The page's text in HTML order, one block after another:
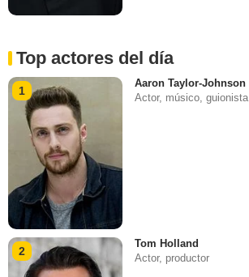
Top actores del día
1
Aaron Taylor-Johnson
Actor, músico, guionista
2
Tom Holland
Actor, productor